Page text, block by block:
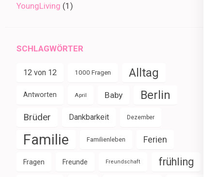
YoungLiving (1)
SCHLAGWÖRTER
12 von 12 1000 Fragen Alltag
Antworten April Baby Berlin
Brüder Dankbarkeit Dezember
Familie Familienleben Ferien
Fragen Freunde Freundschaft frühling